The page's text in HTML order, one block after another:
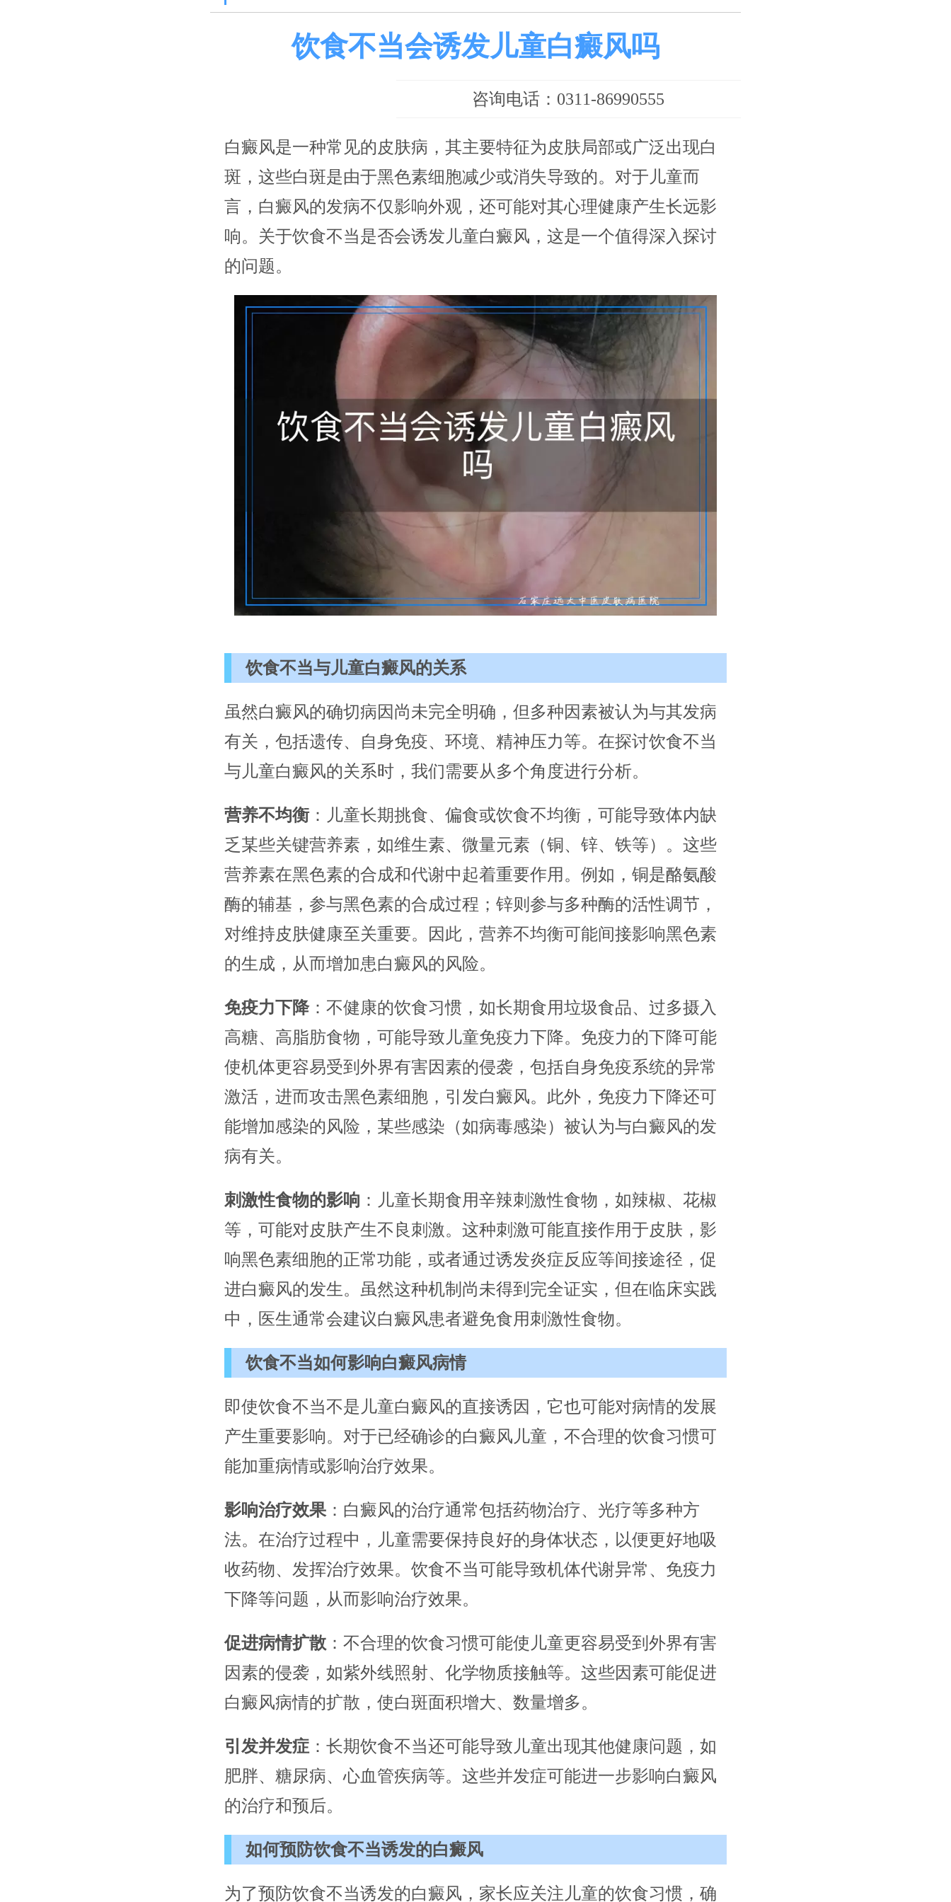
饮食不当会诱发儿童白癜风吗
咨询电话：0311-86990555
白癜风是一种常见的皮肤病，其主要特征为皮肤局部或广泛出现白
斑，这些白斑是由于黑色素细胞减少或消失导致的。对于儿童而
言，白癜风的发病不仅影响外观，还可能对其心理健康产生长远影
响。关于饮食不当是否会诱发儿童白癜风，这是一个值得深入探讨
的问题。
饮食不当与儿童白癜风的关系
虽然白癜风的确切病因尚未完全明确，但多种因素被认为与其发病
有关，包括遗传、自身免疫、环境、精神压力等。在探讨饮食不当
与儿童白癜风的关系时，我们需要从多个角度进行分析。
营养不均衡：儿童长期挑食、偏食或饮食不均衡，可能导致体内缺
乏某些关键营养素，如维生素、微量元素（铜、锌、铁等）。这些
营养素在黑色素的合成和代谢中起着重要作用。例如，铜是酪氨酸
酶的辅基，参与黑色素的合成过程；锌则参与多种酶的活性调节，
对维持皮肤健康至关重要。因此，营养不均衡可能间接影响黑色素
的生成，从而增加患白癜风的风险。
免疫力下降：不健康的饮食习惯，如长期食用垃圾食品、过多摄入
高糖、高脂肪食物，可能导致儿童免疫力下降。免疫力的下降可能
使机体更容易受到外界有害因素的侵袭，包括自身免疫系统的异常
激活，进而攻击黑色素细胞，引发白癜风。此外，免疫力下降还可
能增加感染的风险，某些感染（如病毒感染）被认为与白癜风的发
病有关。
刺激性食物的影响 ：儿童长期食用辛辣刺激性食物，如辣椒、花椒
等，可能对皮肤产生不良刺激。这种刺激可能直接作用于皮肤，影
响黑色素细胞的正常功能，或者通过诱发炎症反应等间接途径，促
进白癜风的发生。虽然这种机制尚未得到完全证实，但在临床实践
中，医生通常会建议白癜风患者避免食用刺激性食物。
饮食不当如何影响白癜风病情
即使饮食不当不是儿童白癜风的直接诱因，它也可能对病情的发展
产生重要影响。对于已经确诊的白癜风儿童，不合理的饮食习惯可
能加重病情或影响治疗效果。
影响治疗效果 ：白癜风的治疗通常包括药物治疗、光疗等多种方
法。在治疗过程中，儿童需要保持良好的身体状态，以便更好地吸
收药物、发挥治疗效果。饮食不当可能导致机体代谢异常、免疫力
下降等问题，从而影响治疗效果。
促进病情扩散 ：不合理的饮食习惯可能使儿童更容易受到外界有害
因素的侵袭，如紫外线照射、化学物质接触等。这些因素可能促进
白癜风病情的扩散，使白斑面积增大、数量增多。
引发并发症 ：长期饮食不当还可能导致儿童出现其他健康问题，如
肥胖、糖尿病、心血管疾病等。这些并发症可能进一步影响白癜风
的治疗和预后。
如何预防饮食不当诱发的白癜风
为了预防饮食不当诱发的白癜风，家长应关注儿童的饮食习惯，确